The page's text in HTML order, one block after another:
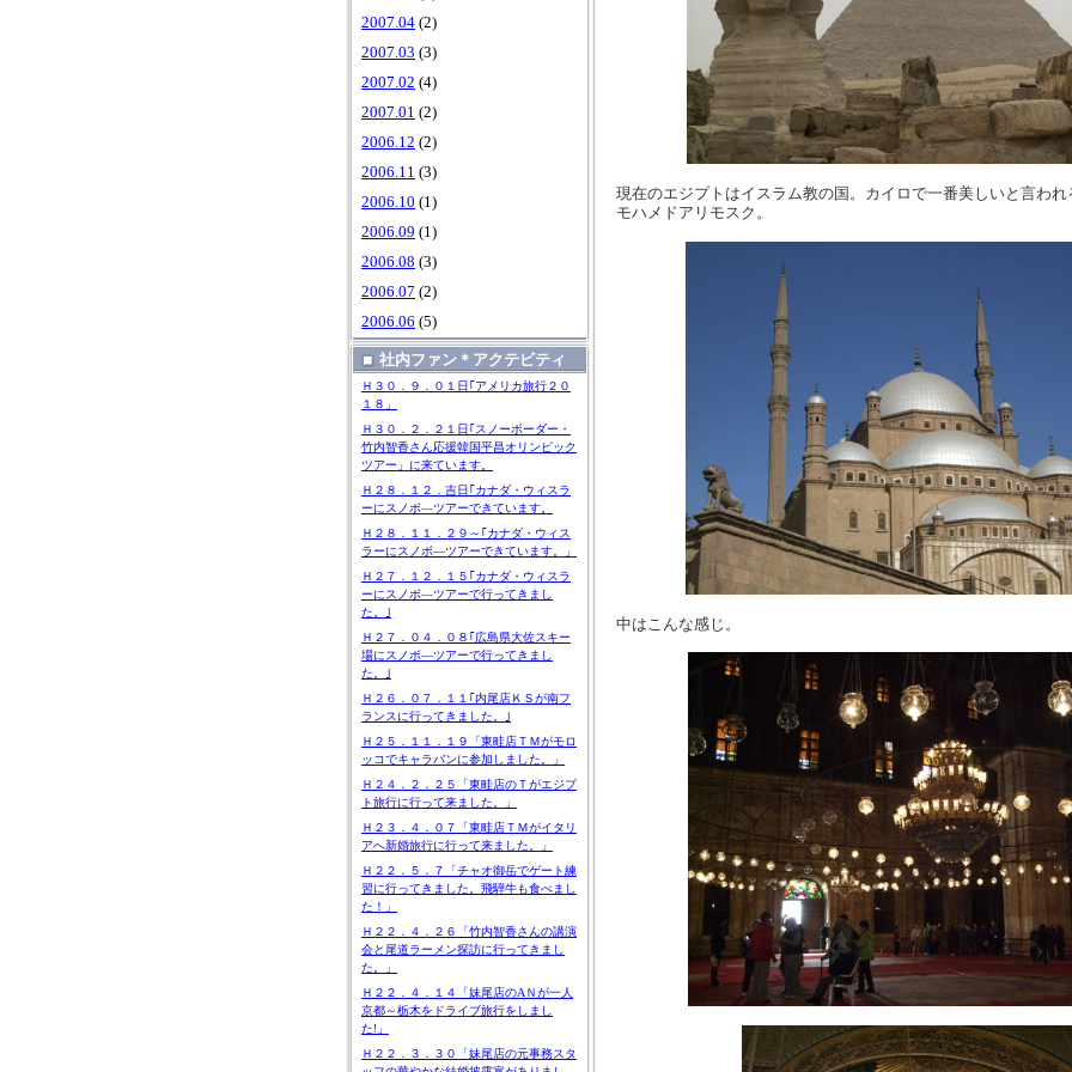
2007.04 (2)
2007.03 (3)
2007.02 (4)
2007.01 (2)
2006.12 (2)
2006.11 (3)
2006.10 (1)
2006.09 (1)
2006.08 (3)
2006.07 (2)
2006.06 (5)
社内ファン＊アクテビティ
Ｈ３０．９．０１日｢アメリカ旅行２０
１８」
Ｈ３０．２．２１日｢スノーボーダー・
竹内智香さん応援韓国平昌オリンピック
ツアー」に来ています。
Ｈ２８．１２．吉日｢カナダ・ウィスラ
ーにスノボ―ツアーできています。
Ｈ２８．１１．２９～｢カナダ・ウィス
ラーにスノボ―ツアーできています。」
Ｈ２７．１２．１５｢カナダ・ウィスラ
ーにスノボ―ツアーで行ってきまし
た。｣
Ｈ２７．０４．０８｢広島県大佐スキー
場にスノボ―ツアーで行ってきまし
た。｣
Ｈ２６．０７．１１｢内尾店ＫＳが南フ
ランスに行ってきました。｣
Ｈ２５．１１．１９「東畦店ＴＭがモロ
ッコでキャラバンに参加しました。」
Ｈ２４．２．２５「東畦店のＴがエジプ
ト旅行に行って来ました。」
Ｈ２３．４．０７「東畦店ＴＭがイタリ
アへ新婚旅行に行って来ました。」
Ｈ２２．５．７「チャオ御岳でゲート練
習に行ってきました。飛騨牛も食べまし
た！」
Ｈ２２．４．２６「竹内智香さんの講演
会と尾道ラーメン探訪に行ってきまし
た。」
Ｈ２２．４．１４「妹尾店のAＮが一人
京都～栃木をドライブ旅行をしまし
た!」
Ｈ２２．３．３０「妹尾店の元事務スタ
現在のエジプトはイスラム教の国。カイロで一番美しいと言われ
モハメドアリモスク。
中はこんな感じ。